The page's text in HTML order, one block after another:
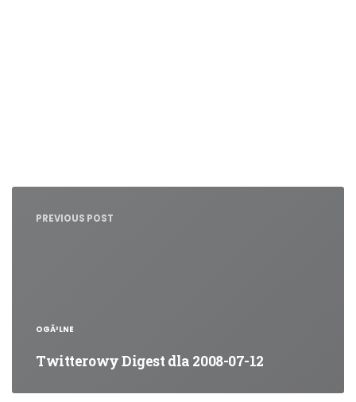
Nawigacja
PREVIOUS POST
OGÃ³LNE
Twitterowy Digest dla 2008-07-12